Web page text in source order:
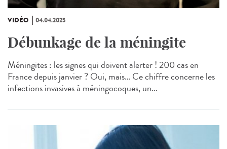
VIDÉO 04.04.2025
Débunkage de la méningite
Méningites : les signes qui doivent alerter ! 200 cas en
France depuis janvier ? Oui, mais… Ce chiffre concerne les
infections invasives à méningocoques, un...